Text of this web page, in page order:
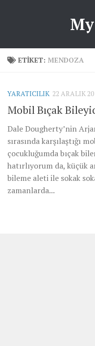
ETIKET: MENDOZA
YARATICILIK 22 ARALIK
Mobil Bıçak
Dale Dougherty’nin
sırasında karşılaştığı
çocukluğumda bıçak
hatırlıyorum da, küçük
bileme aleti ile sokak
zamanlarda...